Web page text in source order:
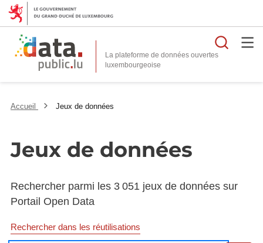
La plateforme de données ouvertes
Accueil Jeux de données
Jeux de données
Rechercher parmi les 3 051 jeux de données sur
Portail Open Data
Rechercher dans les réutilisations